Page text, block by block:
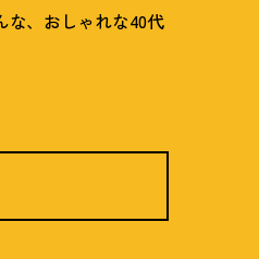
な、おしゃれな40代